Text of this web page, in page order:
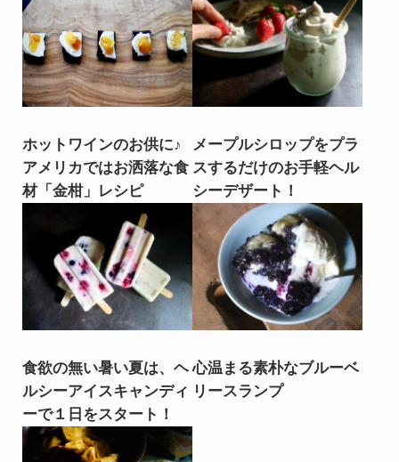
ホットワインのお供に♪
アメリカではお洒落な食
材「金柑」レシピ
メープルシロップをプラ
スするだけのお手軽ヘル
シーデザート！
食欲の無い暑い夏は、ヘ
ルシーアイスキャンディ
ーで１日をスタート！
心温まる素朴なブルーベ
リースランプ